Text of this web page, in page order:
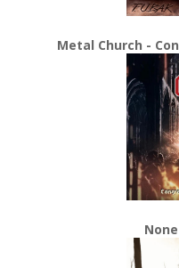
Metal Church -